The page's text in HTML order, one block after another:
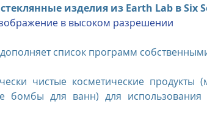
изделия из Earth Lab в Six
в высоком разрешении
список программ
чистые косметические продукты
бомбы для ванн) для использования